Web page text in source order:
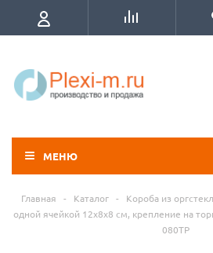
МЕНЮ
Главная - Каталог - Короба из
одной ячейкой 12х8х8 см, крепление на
080TP